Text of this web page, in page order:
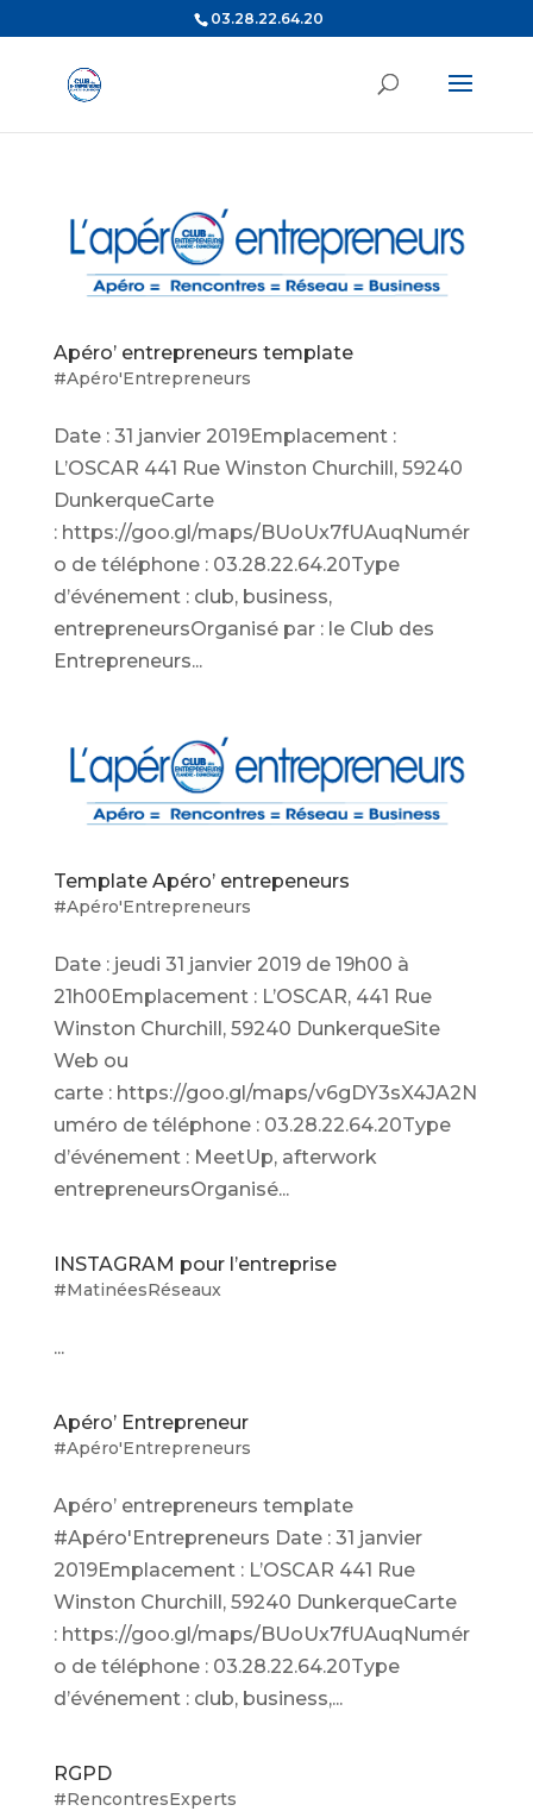
03.28.22.64.20
Apéro’ entrepreneurs template
#Apéro'Entrepreneurs
Date : 31 janvier 2019Emplacement :
L’OSCAR 441 Rue Winston Churchill, 59240
DunkerqueCarte
: https://goo.gl/maps/BUoUx7fUAuqNumér
o de téléphone : 03.28.22.64.20Type
d’événement : club, business,
entrepreneursOrganisé par : le Club des
Entrepreneurs...
Template Apéro’ entrepeneurs
#Apéro'Entrepreneurs
Date : jeudi 31 janvier 2019 de 19h00 à
21h00Emplacement : L’OSCAR, 441 Rue
Winston Churchill, 59240 DunkerqueSite
Web ou
carte : https://goo.gl/maps/v6gDY3sX4JA2N
uméro de téléphone : 03.28.22.64.20Type
d’événement : MeetUp, afterwork
entrepreneursOrganisé...
INSTAGRAM pour l’entreprise
#MatinéesRéseaux
...
Apéro’ Entrepreneur
#Apéro'Entrepreneurs
Apéro’ entrepreneurs template
#Apéro'Entrepreneurs Date : 31 janvier
2019Emplacement : L’OSCAR 441 Rue
Winston Churchill, 59240 DunkerqueCarte
: https://goo.gl/maps/BUoUx7fUAuqNumér
o de téléphone : 03.28.22.64.20Type
d’événement : club, business,...
RGPD
#RencontresExperts